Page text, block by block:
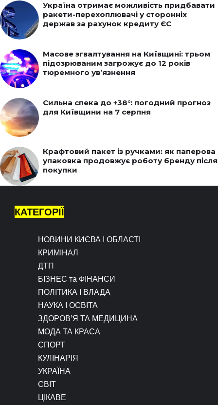
Україна отримає можливість придбавати
ракети-перехоплювачі у сторонніх
держав за рахунок кредиту ЄС
Масове згвалтування на Київщині: трьом
підозрюваним загрожує до 12 років
тюремного ув’язнення
Сильна спека до +38°: погодний прогноз
для Київщини на 7 серпня
Крафтовий пакет із ручками: як паперова
упаковка продовжує роботу бренду після
покупки
КАТЕГОРІЇ
НОВИНИ КИЄВА І ОБЛАСТІ
КРИМІНАЛ
ДТП
БІЗНЕС та ФІНАНСИ
ПОЛІТИКА І ВЛАДА
НАУКА І ОСВІТА
ЗДОРОВ’Я ТА МЕДИЦИНА
МОДА ТА КРАСА
СПОРТ
КУЛІНАРІЯ
УКРАЇНА
СВІТ
ЦІКАВЕ